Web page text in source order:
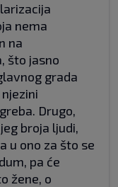
nema
na
što jasno
grada
Drugo,
broja ljudi,
u ono za što se
pa će
žene, o